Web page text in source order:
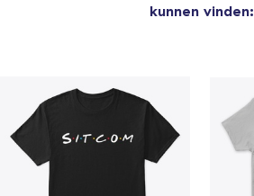
kunnen vinden: